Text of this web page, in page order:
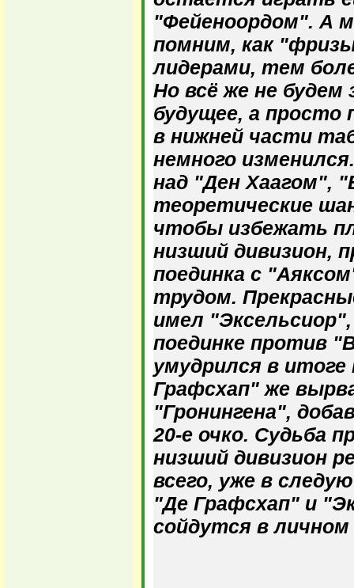
"Фейеноордом". А
помним, как
лидерами, тем
Но всё же не будем
будущее, а просто
в нижней части
немного
над "Ден Хаагом",
теоретические
чтобы избежать
низший дивизион,
поединка с
трудом.
имел
поединке против
умудрился в
Графсхап" же
"Гронингена",
20-е очко. Судьба
низший дивизион
всего, уже в
"Де Графсхап" и
сойдутся в